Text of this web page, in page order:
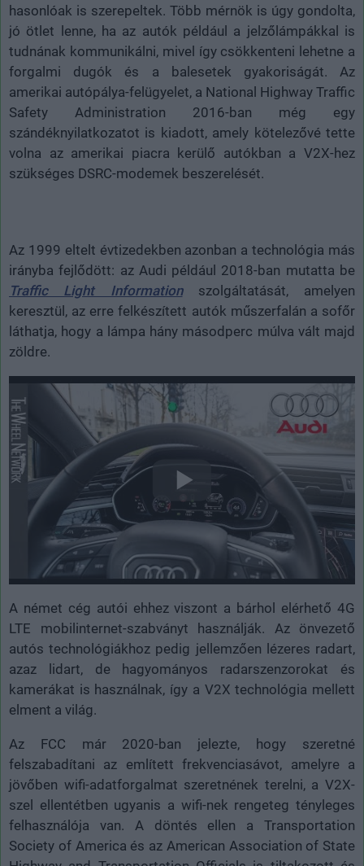
hasonlóak is szerepeltek. Több mérnök is úgy gondolta,
jó ötlet lenne, ha az autók például a jelzőlámpákkal is
tudnának kommunikálni, mivel így csökkenteni lehetne a
forgalmi dugók és a balesetek gyakoriságát. Az
amerikai autópálya-felügyelet, a National Highway Traffic
Safety Administration 2016-ban még egy
szándéknyilatkozatot is kiadott, amely kötelezővé tette
volna az amerikai piacra kerülő autókban a V2X-hez
szükséges DSRC-modemek beszerelését.
Az 1999 eltelt évtizedekben azonban a technológia más
irányba fejlődött: az Audi például 2018-ban mutatta be
Traffic Light Informationszolgáltatását, amelyen
keresztül, az erre felkészített autók műszerfalán a sofőr
láthatja, hogy a lámpa hány másodperc múlva vált majd
zöldre.
A német cég autói ehhez viszont a bárhol elérhető 4G
LTE mobilinternet-szabványt használják. Az önvezető
autós technológiákhoz pedig jellemzően lézeres radart,
azaz lidart, de hagyományos radarszenzorokat és
kamerákat is használnak, így a V2X technológia mellett
elment a világ.
Az FCC már 2020-ban jelezte, hogy szeretné
felszabadítani az említett frekvenciasávot, amelyre a
jövőben wifi-adatforgalmat szeretnének terelni, a V2X-
szel ellentétben ugyanis a wifi-nek rengeteg tényleges
felhasználója van. A döntés ellen a Transportation
Society of America és az American Association of State